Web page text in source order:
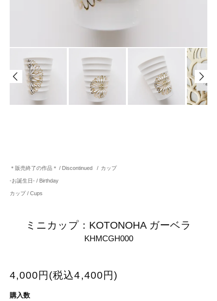
＊販売終了の作品＊ / Discontinued / カップ
-お誕生日- / Birthday
カップ / Cups
ミニカップ：KOTONOHA ガーベラ
KHMCGH000
4,000円(税込4,400円)
購入数